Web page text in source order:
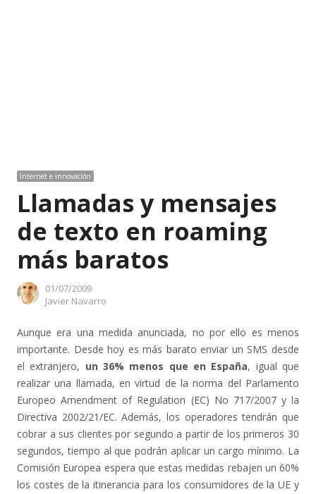
Internet e innovación
Llamadas y mensajes
de texto en roaming
más baratos
01/07/2009
Author
Javier Navarro
Aunque era una medida anunciada, no por ello es menos
importante. Desde hoy es más barato enviar un SMS desde
el extranjero, un 36% menos que en España, igual que
realizar una llamada, en virtud de la norma del Parlamento
Europeo Amendment of Regulation (EC) No 717/2007 y la
Directiva 2002/21/EC. Además, los operadores tendrán que
cobrar a sus clientes por segundo a partir de los primeros 30
segundos, tiempo al que podrán aplicar un cargo mínimo. La
Comisión Europea espera que estas medidas rebajen un 60%
los costes de la itinerancia para los consumidores de la UE y